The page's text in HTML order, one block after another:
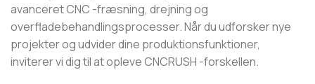
avanceret CNC -fræsning, drejning og
overfladebehandlingsprocesser. Når du udforsker nye
projekter og udvider dine produktionsfunktioner,
inviterer vi dig til at opleve CNCRUSH -forskellen.